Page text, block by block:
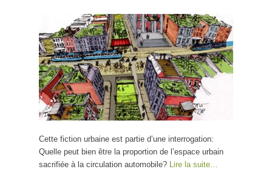
Cette fiction urbaine est partie d’une interrogation:
Quelle peut bien être la proportion de l’espace urbain
sacrifiée à la circulation automobile? Lire la suite…